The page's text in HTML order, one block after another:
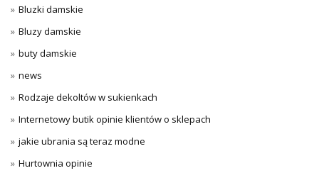
Bluzki damskie
Bluzy damskie
buty damskie
news
Rodzaje dekoltów w sukienkach
Internetowy butik opinie klientów o sklepach
jakie ubrania są teraz modne
Hurtownia opinie